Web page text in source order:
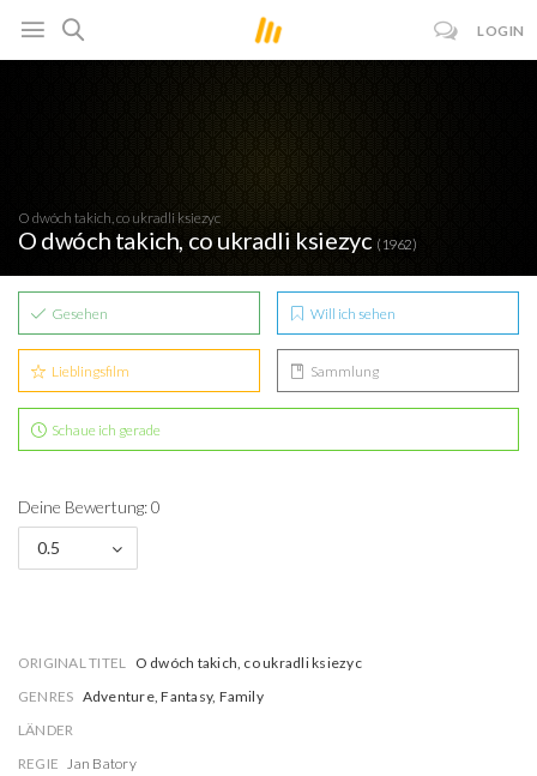
LOGIN
O dwóch takich, co ukradli ksiezyc
O dwóch takich, co ukradli ksiezyc (1962)
Gesehen Will ich sehen
Lieblingsfilm Sammlung
Schaue ich gerade
Deine Bewertung: 0
0.5
ORIGINAL TITEL O dwóch takich, co ukradli ksiezyc
GENRES Adventure, Fantasy, Family
LÄNDER
REGIE Jan Batory